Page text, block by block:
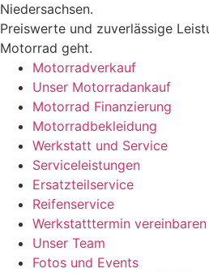
Niedersachsen.
Preiswerte und zuverlässige
Motorrad geht.
Motorradverkauf
Unser Motorradankauf
Motorrad Finanzierung
Motorradbekleidung
Werkstatt und Service
Serviceleistungen
Ersatzteilservice
Reifenservice
Werkstatttermin vereinbaren
Unser Team
Fotos und Events